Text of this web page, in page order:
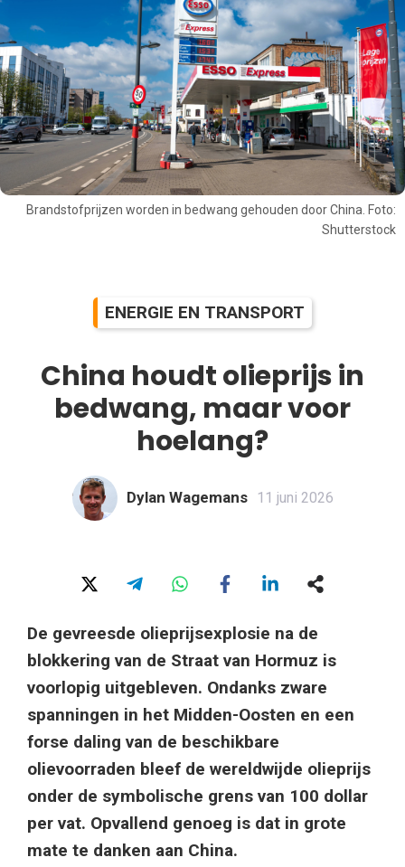
Brandstofprijzen worden in bedwang gehouden door China. Foto:
Shutterstock
ENERGIE EN TRANSPORT
China houdt olieprijs in
bedwang, maar voor
hoelang?
Dylan Wagemans 11 juni 2026
De gevreesde olieprijsexplosie na de
blokkering van de Straat van Hormuz is
voorlopig uitgebleven. Ondanks zware
spanningen in het Midden-Oosten en een
forse daling van de beschikbare
olievoorraden bleef de wereldwijde olieprijs
onder de symbolische grens van 100 dollar
per vat. Opvallend genoeg is dat in grote
mate te danken aan China.